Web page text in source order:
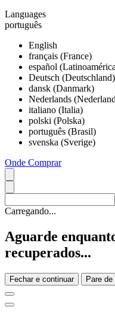
Languages
português
English
français (France)
español
Deutsch (Deutschland)
dansk (Danmark)
Nederlands
italiano (Italia)
polski (Polska)
português (Brasil)
svenska (Sverige)
Onde Comprar
Carregando...
Aguarde
recuperados...
Fechar e continuar Pare de